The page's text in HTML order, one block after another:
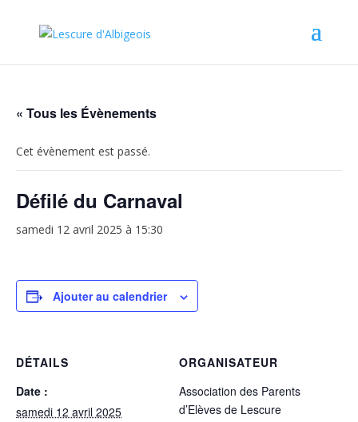
« Tous les Évènements
Cet évènement est passé.
Défilé du Carnaval
samedi 12 avril 2025 à 15:30
Ajouter au calendrier
DÉTAILS
Date :
samedi 12 avril 2025
ORGANISATEUR
Association des Parents
d’Elèves de Lescure